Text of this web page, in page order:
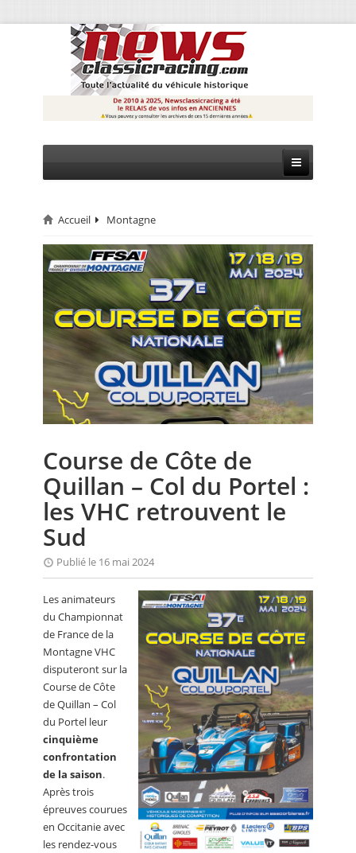
CIRCUIT
RALLYE
MONTAGNE
EVÈNEMENTS
CALENDRIER
FOCUS
ANNUAIRES
PETITES ANNONCES
Accueil Montagne
Course de Côte de
Quillan – Col du Portel :
les VHC retrouvent le
Sud
Publié le 16 mai 2024
Les animateurs
du Championnat
de France de la
Montagne VHC
disputeront sur la
Course de Côte
de Quillan – Col
du Portel leur
cinquième
confrontation
de la saison.
Après trois
épreuves courues
en Occitanie avec
les rendez-vous